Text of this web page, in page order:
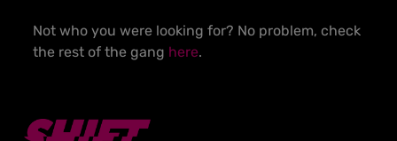
Not who you were looking for? No problem, check
the rest of the gang here.